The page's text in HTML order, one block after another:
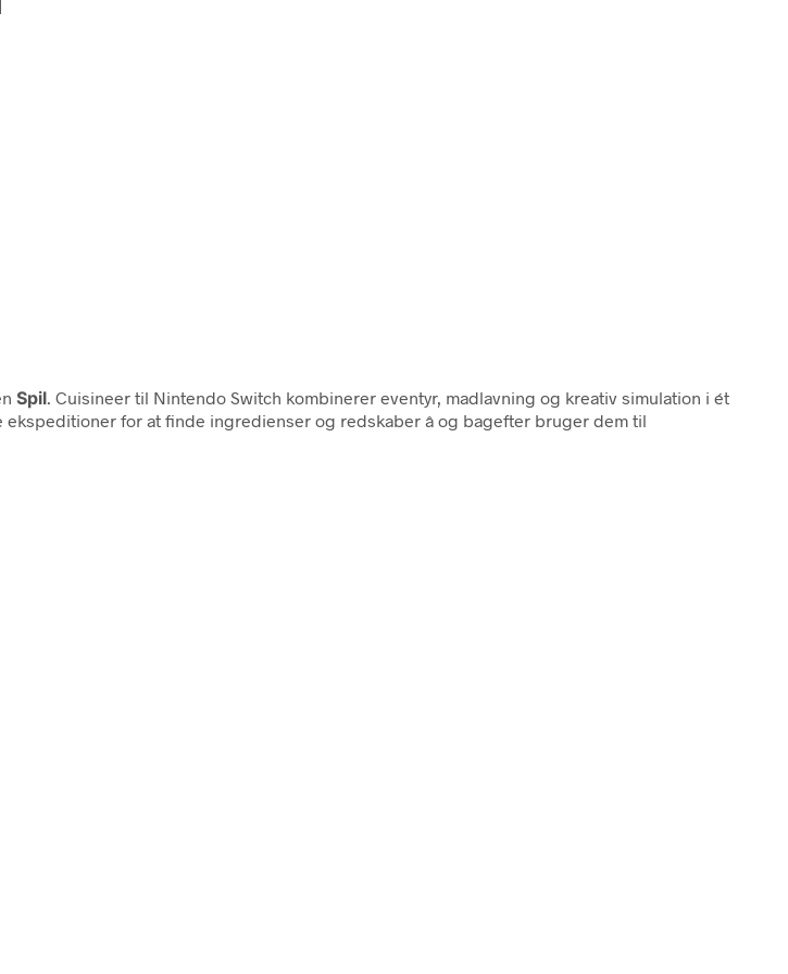
Spil . Cuisineer til Nintendo Switch kombinerer eventyr, madlavning og kreativ simulation i ét
for at finde ingredienser og redskaber â og bagefter bruger dem til